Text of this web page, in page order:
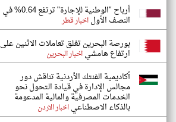
أرباح "الوطنية للإجارة" ترتفع 0.64% في
النصف الأولاخبار قطر
بورصة البحرين تغلق تعاملات الاثنين على
ارتفاع هامشياخبار البحرين
أكاديمية الفنتك الأردنية تناقش دور
مجالس الإدارة في قيادة التحول نحو
الخدمات المصرفية والمالية المدعومة
بالذكاء الاصطناعياخبار الاردن